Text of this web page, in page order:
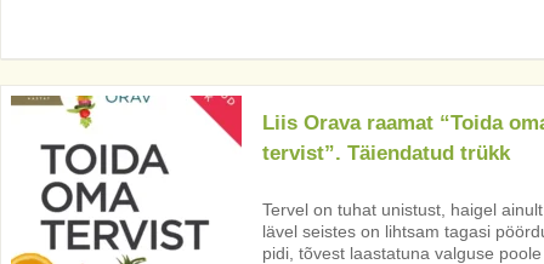
Liis Orava raamat “Toida
tervist”. Täiendatud trükk
Tervel on tuhat unistust, haigel
lävel seistes on lihtsam tagasi
pidi, tõvest laastatuna valguse